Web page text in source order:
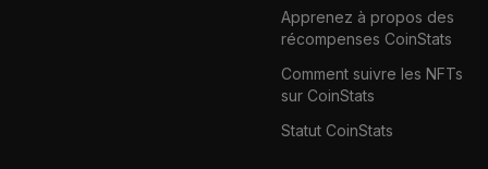
Apprenez à propos des
récompenses CoinStats
Comment suivre les NFTs
sur CoinStats
Statut CoinStats